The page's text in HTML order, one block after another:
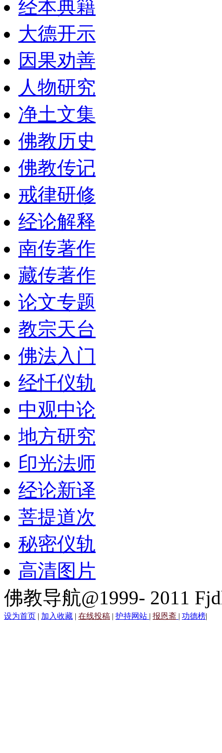
经本典籍
大德开示
因果劝善
人物研究
净土文集
佛教历史
佛教传记
戒律研修
经论解释
南传著作
藏传著作
论文专题
教宗天台
佛法入门
经忏仪轨
中观中论
地方研究
印光法师
经论新译
菩提道次
秘密仪轨
高清图片
佛教导航@1999- 2011
设为首页 | 加入收藏 | 在线投稿 | 护持网站 | 报恩斋 | 功德榜|